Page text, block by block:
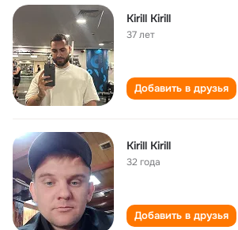
Kirill Kirill
37 лет
Добавить в друзья
Kirill Kirill
32 года
Добавить в друзья